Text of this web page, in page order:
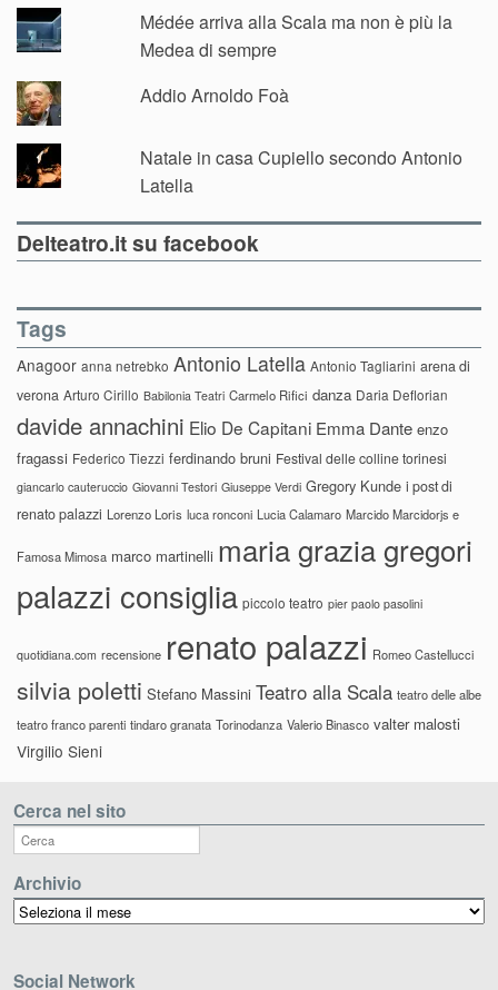
Médée arriva alla Scala ma non è più la
Medea di sempre
Addio Arnoldo Foà
Natale in casa Cupiello secondo Antonio
Latella
Delteatro.it su facebook
Tags
Anagoor anna netrebko Antonio Latella Antonio Tagliarini arena di
verona Arturo Cirillo Babilonia Teatri Carmelo Rifici danza Daria Deflorian
davide annachini Elio De Capitani Emma Dante enzo
fragassi Federico Tiezzi ferdinando bruni Festival delle colline torinesi
giancarlo cauteruccio Giovanni Testori Giuseppe Verdi Gregory Kunde i post di
renato palazzi Lorenzo Loris luca ronconi Lucia Calamaro Marcido Marcidorjs e
Famosa Mimosa marco martinelli maria grazia gregori
palazzi consiglia piccolo teatro pier paolo pasolini
quotidiana.com recensione renato palazzi Romeo Castellucci
silvia poletti Stefano Massini Teatro alla Scala teatro delle albe
teatro franco parenti tindaro granata Torinodanza Valerio Binasco valter malosti
Virgilio Sieni
Cerca nel sito
Archivio
Archivio
Social Network